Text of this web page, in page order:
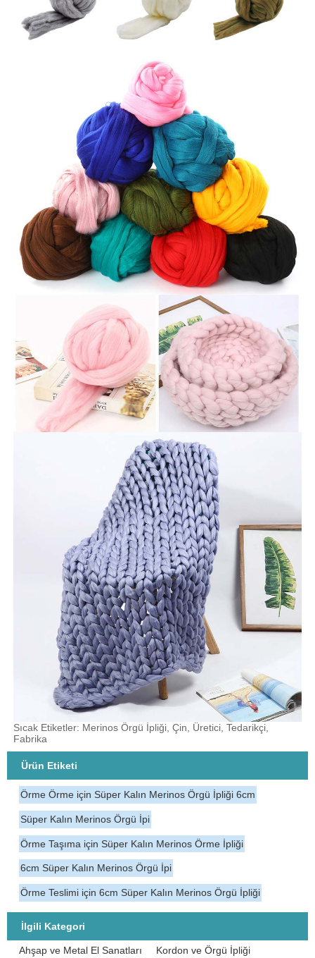
Sıcak Etiketler: Merinos Örgü İpliği, Çin, Üretici, Tedarikçi,
Fabrika
Ürün Etiketi
Örme Örme için Süper Kalın Merinos Örgü İpliği 6cm
Süper Kalın Merinos Örgü İpi
Örme Taşıma için Süper Kalın Merinos Örme İpliği
6cm Süper Kalın Merinos Örgü İpi
Örme Teslimi için 6cm Süper Kalın Merinos Örgü İpliği
İlgili Kategori
Ahşap ve Metal El Sanatları
Kordon ve Örgü İpliği